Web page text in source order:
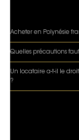
Acheter en Polynésie
Quelles précautions
Un locataire a-t-il le
?